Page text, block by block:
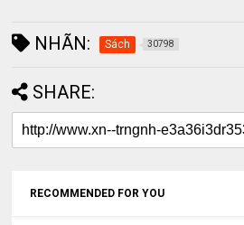
NHÃN: Sách 30798
SHARE:
RECOMMENDED FOR YOU